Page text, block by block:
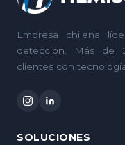
Empresa chilena
detección. Más de
clientes con
SOLUCIONES